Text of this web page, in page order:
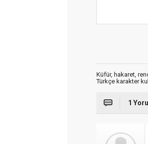
Küfür, hakaret,
Türkçe karakter
1